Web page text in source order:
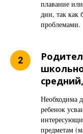
плавание
дни, так как
проблемами.
Необходима
ребенок
предметам